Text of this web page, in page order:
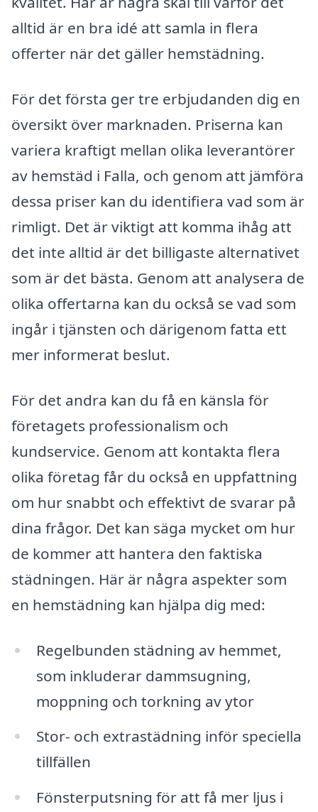
alltid är en bra idé att samla in flera
offerter när det gäller hemstädning.
För det första ger tre erbjudanden dig en
översikt över marknaden. Priserna kan
variera kraftigt mellan olika leverantörer
av hemstäd i Falla, och genom att jämföra
dessa priser kan du identifiera vad som är
rimligt. Det är viktigt att komma ihåg att
det inte alltid är det billigaste alternativet
som är det bästa. Genom att analysera de
olika offertarna kan du också se vad som
ingår i tjänsten och därigenom fatta ett
mer informerat beslut.
För det andra kan du få en känsla för
företagets professionalism och
kundservice. Genom att kontakta flera
olika företag får du också en uppfattning
om hur snabbt och effektivt de svarar på
dina frågor. Det kan säga mycket om hur
de kommer att hantera den faktiska
städningen. Här är några aspekter som
en hemstädning kan hjälpa dig med:
Regelbunden städning av hemmet,
som inkluderar dammsugning,
moppning och torkning av ytor
Stor- och extrastädning inför speciella
tillfällen
Fönsterputsning för att få mer ljus i